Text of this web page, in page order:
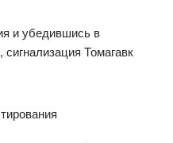
и убедившись в
сигнализация Томагавк